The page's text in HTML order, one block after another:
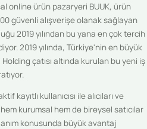
online ürün pazaryeri BUUK, ürün
güvenli alışverişe olanak sağlayan
2019 yılından bu yana en çok tercih
2019 yılında, Türkiye'nin en büyük
çatısı altında kurulan bu yeni iş
kayıtlı kullanıcısı ile alıcıları ve
kurumsal hem de bireysel satıcılar
konusunda büyük avantaj